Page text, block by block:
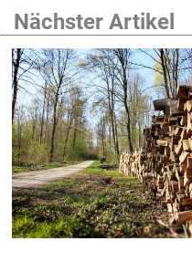
Nächster Artikel